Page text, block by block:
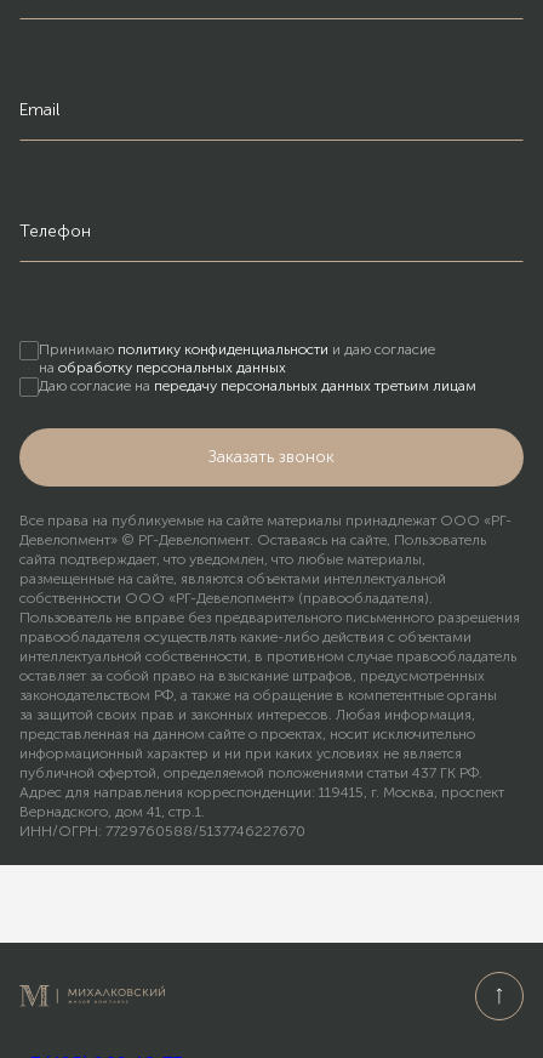
Email
Телефон
Принимаю политику конфиденциальности и даю согласие
на обработку персональных данных
Даю согласие на передачу персональных данных третьим лицам
Заказать звонок
Все права на публикуемые на сайте материалы принадлежат ООО «РГ-
Девелопмент» © РГ-Девелопмент. Оставаясь на сайте, Пользователь
сайта подтверждает, что уведомлен, что любые материалы,
размещенные на сайте, являются объектами интеллектуальной
собственности ООО «РГ-Девелопмент» (правообладателя).
Пользователь не вправе без предварительного письменного разрешения
правообладателя осуществлять какие-либо действия с объектами
интеллектуальной собственности, в противном случае правообладатель
оставляет за собой право на взыскание штрафов, предусмотренных
законодательством РФ, а также на обращение в компетентные органы
за защитой своих прав и законных интересов. Любая информация,
представленная на данном сайте о проектах, носит исключительно
информационный характер и ни при каких условиях не является
публичной офертой, определяемой положениями статьи 437 ГК РФ.
Адрес для направления корреспонденции: 119415, г. Москва, проспект
Вернадского, дом 41, стр.1.
ИНН/ОГРН: 7729760588/5137746227670